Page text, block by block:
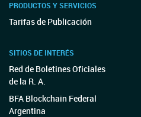
PRODUCTOS Y SERVICIOS
Tarifas de Publicación
SITIOS DE INTERÉS
Red de Boletines Oficiales
de la R. A.
BFA Blockchain Federal
Argentina